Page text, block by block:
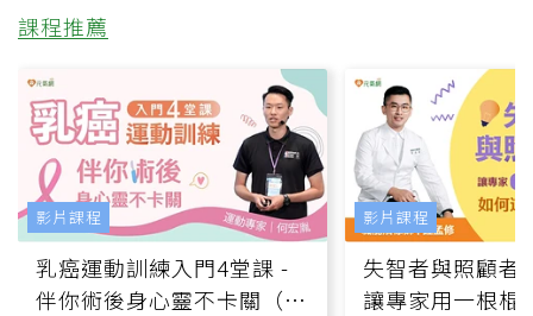
課程推薦
乳癌運動訓練入門4堂課 -
伴你術後身心靈不卡關（線
影片課程
失智者與照顧者
讓專家用一根棍
影片課程